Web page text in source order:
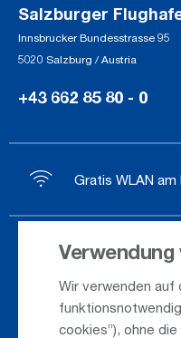
Verwendung
Wir verwenden
cookies”), ohne
Salzburger
Innsbrucker Bundesstrasse 95
5020 Salzburg / Austria
+43 662 85 80 - 0
Gratis WLAN am
Ankunft / Abflug
Saisonflugplan
Webcam